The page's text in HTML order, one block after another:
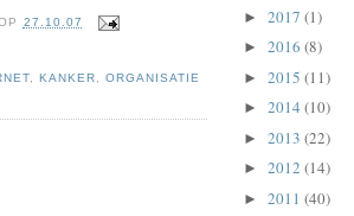
27.10.07
, KANKER ORGANISATIE
► 2017 (1)
► 2016 (8)
► 2015 (11)
► 2014 (10)
► 2013 (22)
► 2012 (14)
► 2011 (40)